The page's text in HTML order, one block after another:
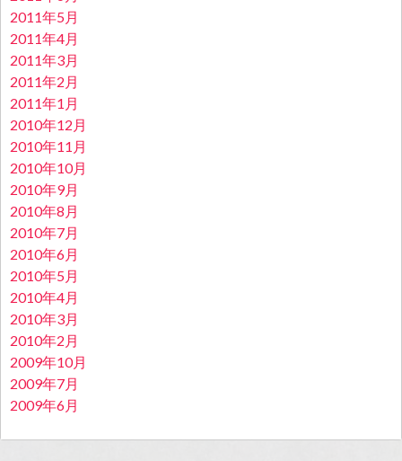
2011年5月
2011年4月
2011年3月
2011年2月
2011年1月
2010年12月
2010年11月
2010年10月
2010年9月
2010年8月
2010年7月
2010年6月
2010年5月
2010年4月
2010年3月
2010年2月
2009年10月
2009年7月
2009年6月